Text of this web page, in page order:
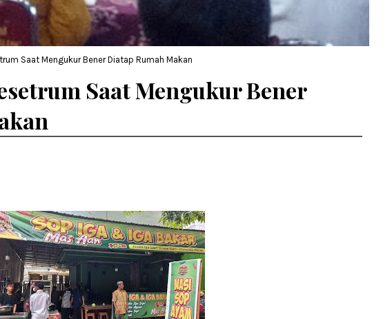
Saat Mengukur Bener Diatap Rumah Makan
Saat Mengukur Bener